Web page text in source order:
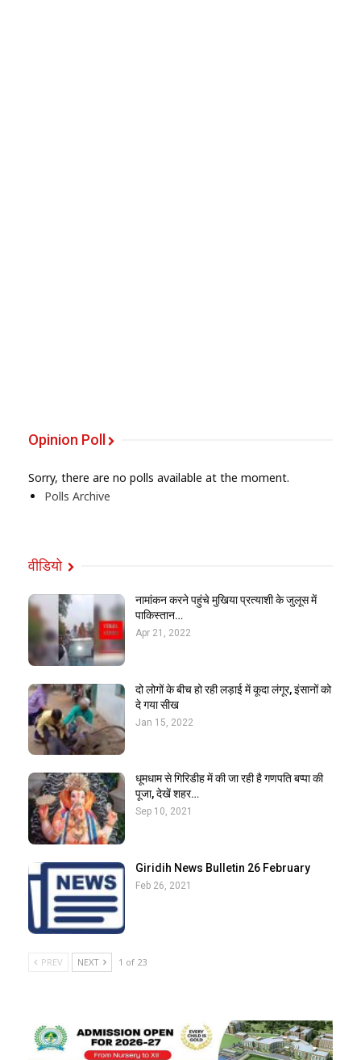
Opinion Poll
Sorry, there are no polls available at the moment.
Polls Archive
वीडियो
नामांकन करने पहुंचे मुखिया प्रत्याशी के जुलूस में
पाकिस्तान…
Apr 21, 2022
दो लोगों के बीच हो रही लड़ाई में कूदा लंगूर, इंसानों को
दे गया सीख
Jan 15, 2022
धूमधाम से गिरिडीह में की जा रही है गणपति बप्पा की
पूजा, देखें शहर…
Sep 10, 2021
Giridih News Bulletin 26 February
Feb 26, 2021
PREV NEXT 1 of 23